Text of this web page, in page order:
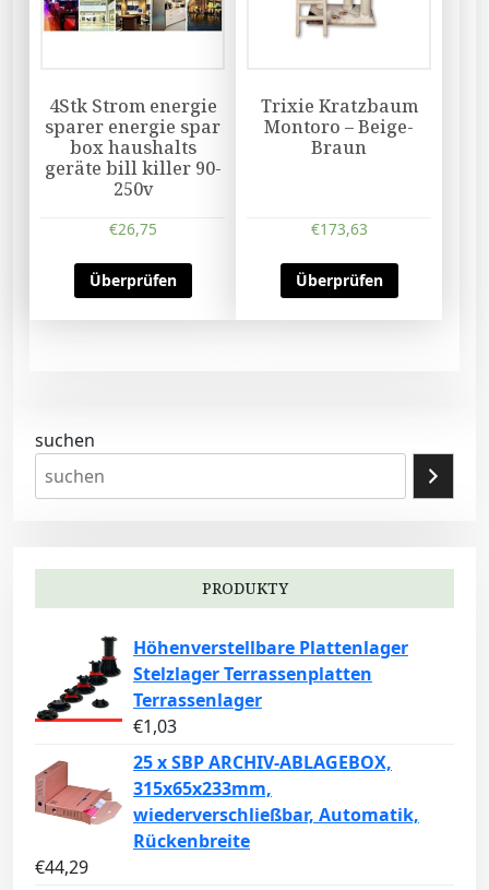
4Stk Strom energie
sparer energie spar
box haushalts
geräte bill killer 90-
250v
€26,75
Überprüfen
Trixie Kratzbaum
Montoro – Beige-
Braun
€173,63
Überprüfen
suchen
PRODUKTY
Höhenverstellbare Plattenlager
Stelzlager Terrassenplatten
Terrassenlager
€1,03
25 x SBP ARCHIV-ABLAGEBOX,
315x65x233mm,
wiederverschließbar, Automatik,
Rückenbreite
€44,29